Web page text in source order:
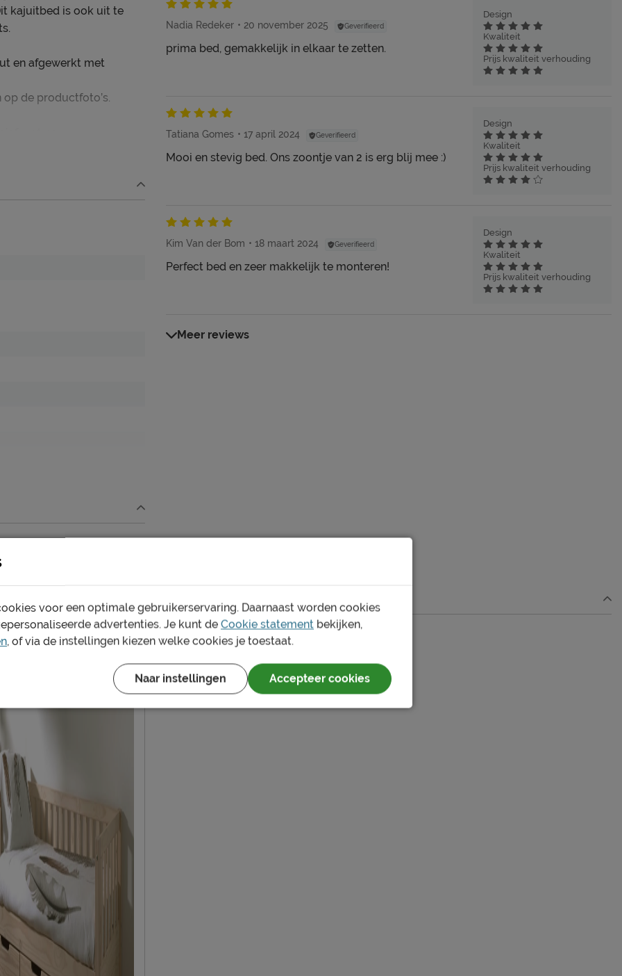
Nadia Redeker 20 november 2025 Geverifieerd
prima bed, gemakkelijk in elkaar te zetten.
Design
Kwaliteit
Prijs kwaliteit verhouding
Tatiana Gomes 17 april 2024 Geverifieerd
Mooi en stevig bed. Ons zoontje van 2 is erg blij mee :)
Design
Kwaliteit
Prijs kwaliteit verhouding
Kim Van der Bom 18 maart 2024 Geverifieerd
Perfect bed en zeer makkelijk te monteren!
Design
Kwaliteit
Prijs kwaliteit verhouding
Meer reviews
kajuitbed is ook uit te
en afgewerkt met
de productfoto’s.
matras.
én schoon houden. Alle
kun je terug vinden bij
excl. matras
vochtig doekje
CBW voorwaarden
51, 8710, Wielsbeke,
voor een optimale gebruikerservaring. Daarnaast worden cookies
advertenties. Je kunt de Cookie statement bekijken,
, of via de instellingen kiezen welke cookies je toestaat.
Naar instellingen Accepteer cookies